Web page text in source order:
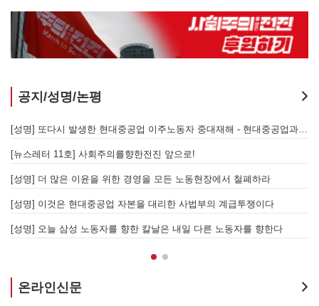
공지/성명/논평
[뉴스레터 11호] 사회주의를향한전진 앞으로!
[성명] 더 많은 이윤을 위한 경영을 모든 노동현장에서 철폐하라
[성명] 이것은 현대중공업 자본을 대리한 사법부의 계급투쟁이다
[성명] 오늘 삼성 노동자를 향한 칼날은 내일 다른 노동자를 향한다
온라인신문